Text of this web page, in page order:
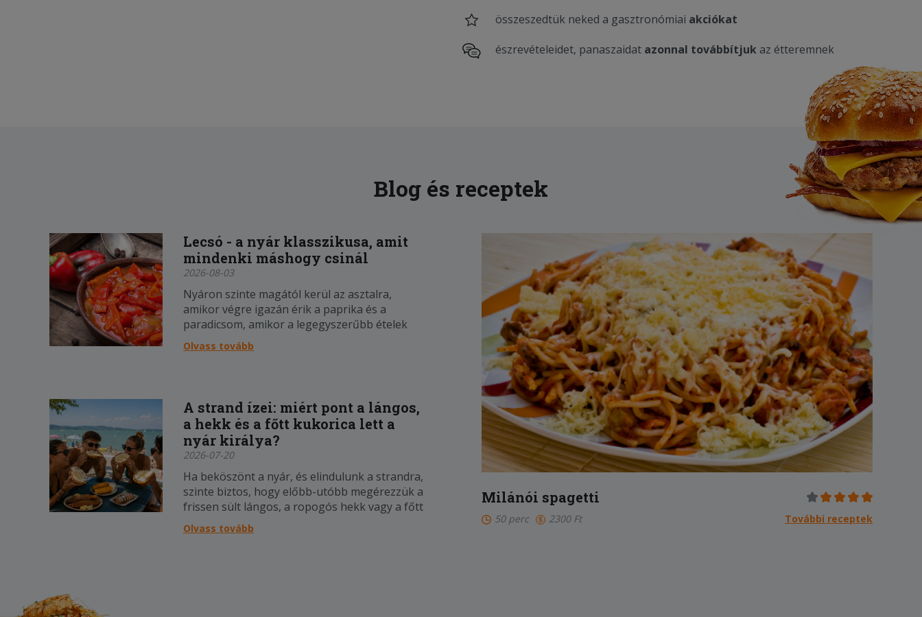
összeszedtük neked a gasztronómiai akciókat
észrevételeidet, panaszaidat azonnal továbbítjuk az étteremnek
Blog és receptek
Lecsó - a nyár klasszikusa, amit
mindenki máshogy csinál
2026-08-03
Nyáron szinte magától kerül az asztalra,
amikor végre igazán érik a paprika és a
paradicsom, amikor a legegyszerűbb ételek
esnek a legjobban, és amikor nem akarunk
órákat a konyhában tölteni. A lecsó nem akar
Olvass tovább
A strand ízei: miért pont a lángos,
a hekk és a főtt kukorica lett a
nyár királya?
2026-07-20
Ha beköszönt a nyár, és elindulunk a strandra,
szinte biztos, hogy előbb-utóbb megérezzük a
frissen sült lángos, a ropogós hekk vagy a főtt
kukorica jellegzetes illatát. Vajon miért pont
ezek az ételek váltak a magyar strandok
Olvass tovább
Milánói spagetti
50 perc 2300 Ft További receptek